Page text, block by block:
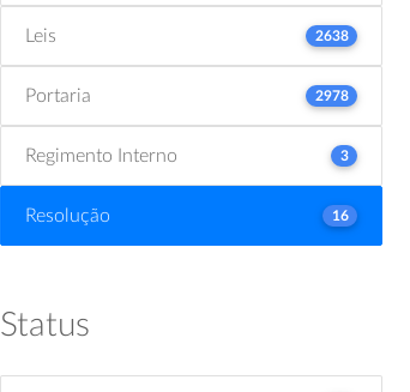
Leis 2638
Portaria 2978
Regimento Interno 3
Resolução 16
Status